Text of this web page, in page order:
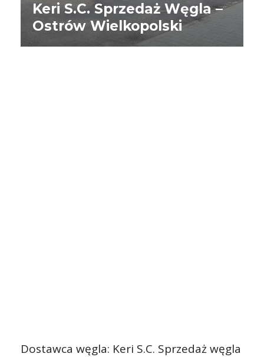
Keri S.C. Sprzedaż Węgla –
Ostrów Wielkopolski
Dostawca węgla: Keri S.C. Sprzedaż węgla